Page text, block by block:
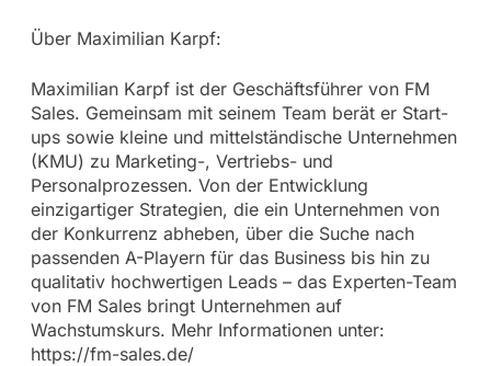
Über Maximilian Karpf:
Maximilian Karpf ist der Geschäftsführer von FM
Sales. Gemeinsam mit seinem Team berät er Start-
ups sowie kleine und mittelständische Unternehmen
(KMU) zu Marketing-, Vertriebs- und
Personalprozessen. Von der Entwicklung
einzigartiger Strategien, die ein Unternehmen von
der Konkurrenz abheben, über die Suche nach
passenden A-Playern für das Business bis hin zu
qualitativ hochwertigen Leads – das Experten-Team
von FM Sales bringt Unternehmen auf
Wachstumskurs. Mehr Informationen unter:
https://fm-sales.de/